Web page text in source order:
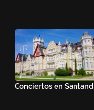
Conciertos en